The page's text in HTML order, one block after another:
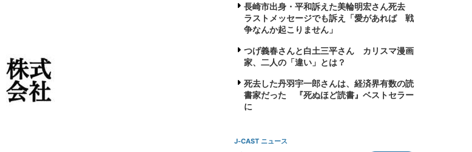
長崎市出身・平和訴えた美輪明宏さん死去
ラストメッセージでも訴え「愛があれば 戦
争なんか起こりません」
つげ義春さんと白土三平さん カリスマ漫画
家、二人の「違い」とは？
死去した丹羽宇一郎さんは、経済界有数の読
書家だった 『死ぬほど読書』ベストセラー
に
J-CAST ニュース